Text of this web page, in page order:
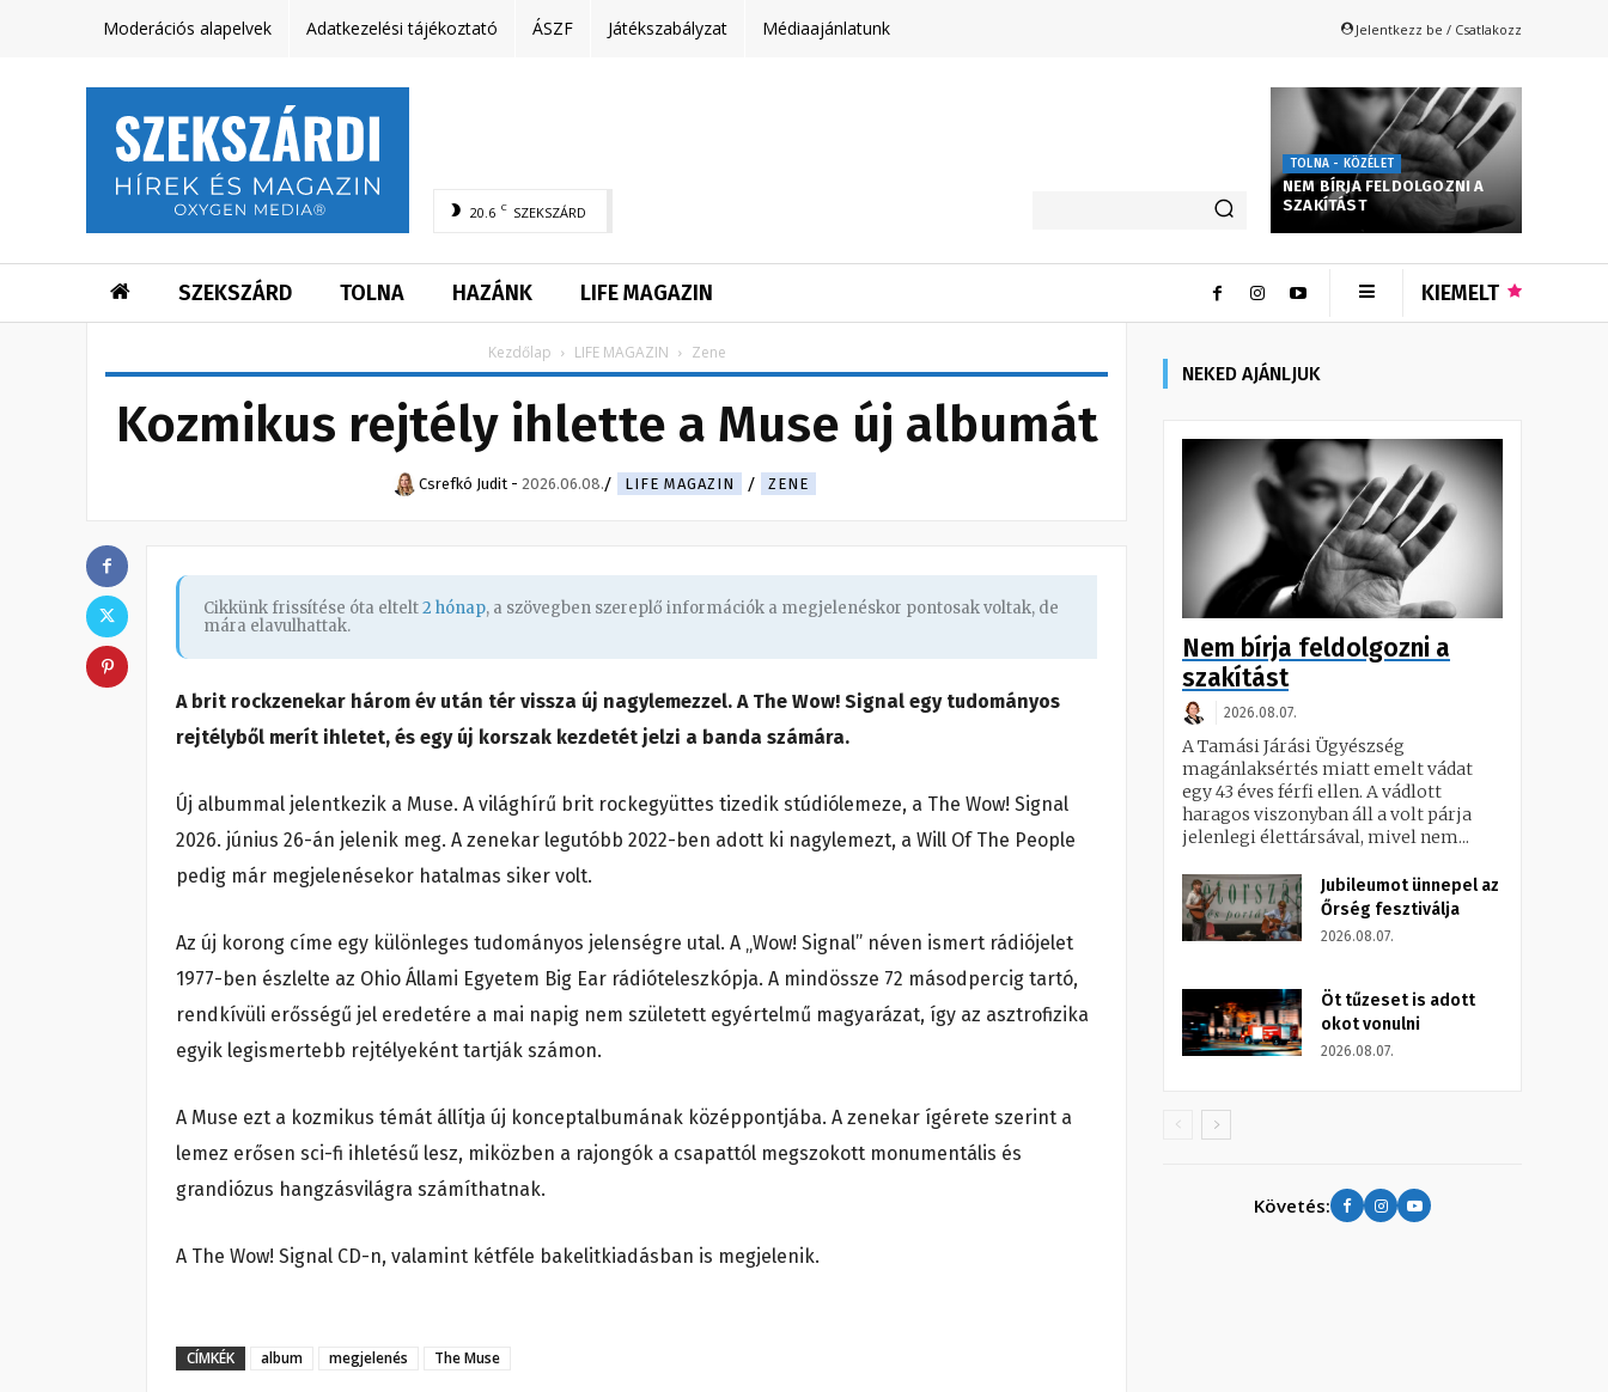
Moderációs alapelvek Adatkezelési tájékoztató ÁSZF Játékszabályzat Médiaajánlatunk Jelentkezz be / Csatlakozz
20.6 C SZEKSZÁRD
TOLNA - KÖZÉLET
NEM BÍRJA FELDOLGOZNI A
SZAKÍTÁST
SZEKSZÁRD TOLNA HAZÁNK LIFE MAGAZIN KIEMELT
Kezdőlap LIFE MAGAZIN Zene
Kozmikus rejtély ihlette a Muse új albumát
Csrefkó Judit - 2026.06.08. LIFE MAGAZIN ZENE
Cikkünk frissítése óta eltelt2 hónap, a szövegben szereplő információk a megjelenéskor pontosak voltak, de
mára elavulhattak.
A brit rockzenekar három év után tér vissza új nagylemezzel. A The Wow! Signal egy tudományos
rejtélyből merít ihletet, és egy új korszak kezdetét jelzi a banda számára.
Új albummal jelentkezik a Muse. A világhírű brit rockegyüttes tizedik stúdiólemeze, a The Wow! Signal
2026. június 26-án jelenik meg. A zenekar legutóbb 2022-ben adott ki nagylemezt, a Will Of The People
pedig már megjelenésekor hatalmas siker volt.
Az új korong címe egy különleges tudományos jelenségre utal. A „Wow! Signal” néven ismert rádiójelet
1977-ben észlelte az Ohio Állami Egyetem Big Ear rádióteleszkópja. A mindössze 72 másodpercig tartó,
rendkívüli erősségű jel eredetére a mai napig nem született egyértelmű magyarázat, így az asztrofizika
egyik legismertebb rejtélyeként tartják számon.
A Muse ezt a kozmikus témát állítja új konceptalbumának középpontjába. A zenekar ígérete szerint a
lemez erősen sci-fi ihletésű lesz, miközben a rajongók a csapattól megszokott monumentális és
grandiózus hangzásvilágra számíthatnak.
A The Wow! Signal CD-n, valamint kétféle bakelitkiadásban is megjelenik.
CÍMKÉK album megjelenés The Muse
NEKED AJÁNLJUK
Nem bírja feldolgozni a
szakítást
2026.08.07.
A Tamási Járási Ügyészség
magánlaksértés miatt emelt vádat
egy 43 éves férfi ellen. A vádlott
haragos viszonyban áll a volt párja
jelenlegi élettársával, mivel nem...
Jubileumot ünnepel az
Őrség fesztiválja
2026.08.07.
Öt tűzeset is adott
okot vonulni
2026.08.07.
Követés: